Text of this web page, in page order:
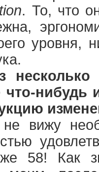
. То, что
уровня,
что-нибудь
вижу
58! Как